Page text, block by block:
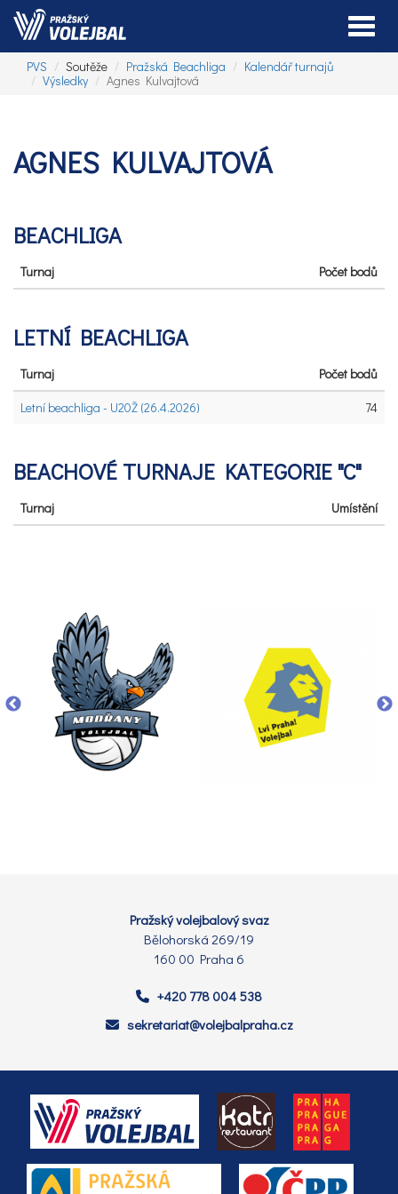
PVS Soutěže Pražská Beachliga
Kalendář turnajů
Výsledky
Agnes Kulvajtová
AGNES KULVAJTOVÁ
BEACHLIGA
Turnaj Počet bodů
LETNÍ BEACHLIGA
Turnaj
Počet bodů
Letní beachliga - U20Ž (26.4.2026)
74
BEACHOVÉ TURNAJE KATEGORIE "C"
Turnaj Umístění
Pražský volejbalový svaz
Bělohorská 269/19
160 00 Praha 6
+420 778 004 538
sekretariat@volejbalpraha.cz